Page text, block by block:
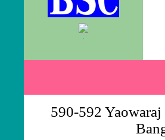
590-592